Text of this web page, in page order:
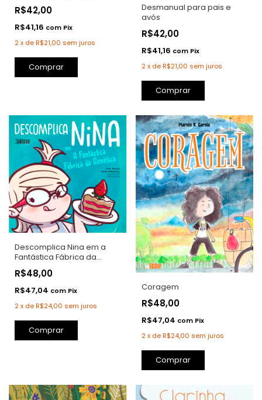
R$42,00
R$41,16 com Pix
2x deR$21,00 sem juros
Desmanual para pais e
avós
R$42,00
R$41,16 com Pix
2 x deR$21,00 sem juros
Comprar
Descomplica Nina em a
Fantástica Fábrica da
Genética
R$48,00
R$47,04 com Pix
2x deR$24,00 sem juros
Comprar
Coragem
R$48,00
R$47,04 com Pix
2 x deR$24,00 sem juros
Comprar